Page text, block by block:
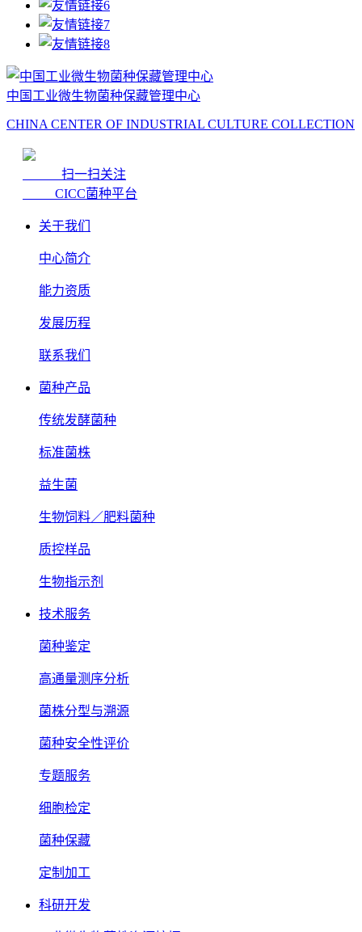
中国工业微生物菌种保藏管理中心
CHINA CENTER OF INDUSTRIAL CULTURE COLLECTION
扫一扫关注
CICC菌种平台
关于我们
中心简介
能力资质
发展历程
联系我们
菌种产品
传统发酵菌种
标准菌株
益生菌
生物饲料／肥料菌种
质控样品
生物指示剂
技术服务
菌种鉴定
高通量测序分析
菌株分型与溯源
菌种安全性评价
专题服务
细胞检定
菌种保藏
定制加工
科研开发